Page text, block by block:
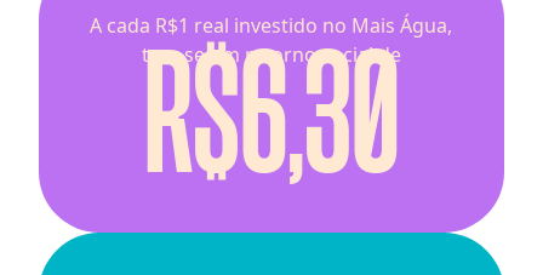
A cada R$1 real investido no Mais Água,
tem-se um retorno social de
R$6,30